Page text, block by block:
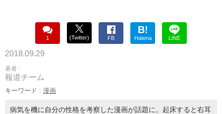
1 (Twitter) FB
B!
Hatena LINE
2018.09.29
著者 :
報道チーム
キーワード : 漫画
病気を機に自分の性格を考察した漫画が話題に。起床すると右耳